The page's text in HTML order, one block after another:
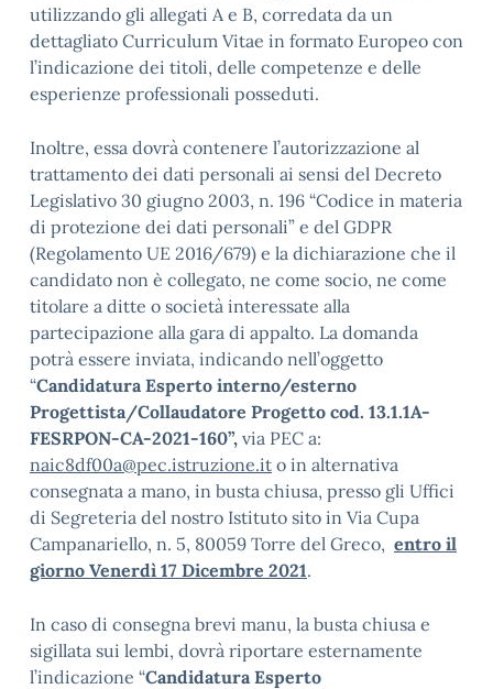
utilizzando gli allegati A e B, corredata da un
dettagliato Curriculum Vitae in formato Europeo con
l’indicazione dei titoli, delle competenze e delle
esperienze professionali posseduti.
Inoltre, essa dovrà contenere l’autorizzazione al
trattamento dei dati personali ai sensi del Decreto
Legislativo 30 giugno 2003, n. 196 “Codice in materia
di protezione dei dati personali” e del GDPR
(Regolamento UE 2016/679) e la dichiarazione che il
candidato non è collegato, ne come socio, ne come
titolare a ditte o società interessate alla
partecipazione alla gara di appalto. La domanda
potrà essere inviata, indicando nell’oggetto
“Candidatura Esperto interno/esterno
Progettista/Collaudatore Progetto cod. 13.1.1A-
FESRPON-CA-2021-160”, via PEC a:
naic8df00a@pec.istruzione.it o in alternativa
consegnata a mano, in busta chiusa, presso gli Uffici
di Segreteria del nostro Istituto sito in Via Cupa
Campanariello, n. 5, 80059 Torre del Greco, entro il
giorno Venerdì 17 Dicembre 2021.
In caso di consegna brevi manu, la busta chiusa e
sigillata sui lembi, dovrà riportare esternamente
l’indicazione “Candidatura Esperto